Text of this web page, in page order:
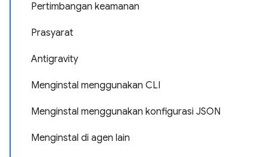
Pertimbangan keamanan
Prasyarat
Antigravity
Menginstal menggunakan CLI
Menginstal menggunakan konfigurasi JSON
Menginstal di agen lain